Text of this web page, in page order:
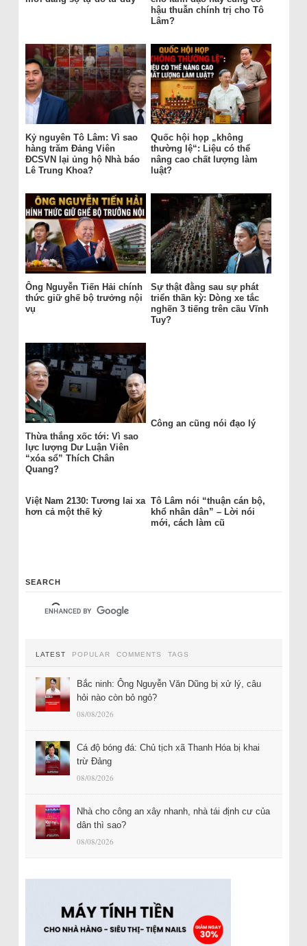
hậu thuẫn chính trị cho Tô
Lâm?
Kỷ nguyên Tô Lâm: Vì sao
hàng trăm Đảng Viên
ĐCSVN lại ủng hộ Nhà báo
Lê Trung Khoa?
Quốc hội họp „không
thường lệ“: Liệu có thể
nâng cao chất lượng làm
luật?
Ông Nguyễn Tiến Hải chính
thức giữ ghế bộ trưởng nội
vụ
Sự thật đằng sau sự phát
triển thần kỳ: Dòng xe tắc
nghẽn 3 tiếng trên cầu Vĩnh
Tuy?
Thừa thắng xốc tới: Vì sao
lực lượng Dư Luận Viên
“xóa sổ” Thích Chân
Quang?
Công an cũng nói đạo lý
Việt Nam 2130: Tương lai xa
hơn cả một thế kỷ
Tô Lâm nói “thuận cán bộ,
khổ nhân dân” – Lời nói
mới, cách làm cũ
SEARCH
LATEST POPULAR COMMENTS TAGS
Bắc ninh: Ông Nguyễn Văn Dũng bị xử lý, câu
hỏi nào còn bỏ ngỏ?
08/08/2026
Cá độ bóng đá: Chủ tịch xã Thanh Hóa bị khai
trừ Đảng
08/08/2026
Nhà cho công an xây nhanh, nhà tái định cư của
dân thì sao?
08/08/2026